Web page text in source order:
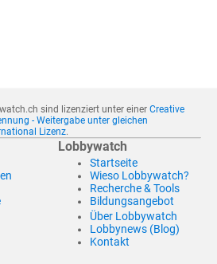
sind lizenziert unter einer Creative
- Weitergabe unter gleichen
Lizenz.
Lobbywatch
Startseite
Wieso Lobbywatch?
Recherche & Tools
Bildungsangebot
Über Lobbywatch
Lobbynews (Blog)
Kontakt